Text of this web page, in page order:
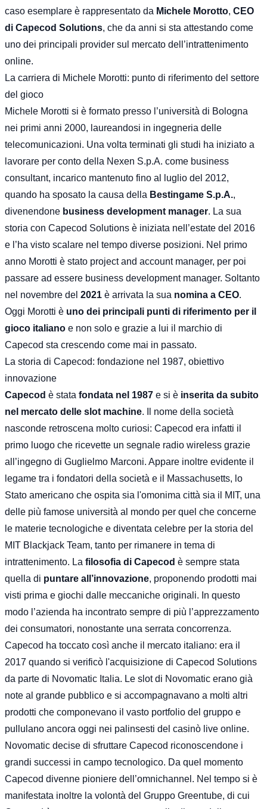
caso esemplare è rappresentato da Michele Morotto, CEO
di Capecod Solutions, che da anni si sta attestando come
uno dei principali provider sul mercato dell’intrattenimento
online.
La carriera di Michele Morotti: punto di riferimento del settore
del gioco
Michele Morotti si è formato presso l’università di Bologna
nei primi anni 2000, laureandosi in ingegneria delle
telecomunicazioni. Una volta terminati gli studi ha iniziato a
lavorare per conto della Nexen S.p.A. come business
consultant, incarico mantenuto fino al luglio del 2012,
quando ha sposato la causa della Bestingame S.p.A.,
divenendone business development manager. La sua
storia con Capecod Solutions è iniziata nell’estate del 2016
e l’ha visto scalare nel tempo diverse posizioni. Nel primo
anno Morotti è stato project and account manager, per poi
passare ad essere business development manager. Soltanto
nel novembre del 2021 è arrivata la sua nomina a CEO.
Oggi Morotti è uno dei principali punti di riferimento per il
gioco italiano e non solo e grazie a lui il marchio di
Capecod sta crescendo come mai in passato.
La storia di Capecod: fondazione nel 1987, obiettivo
innovazione
Capecod è stata fondata nel 1987 e si è inserita da subito
nel mercato delle slot machine. Il nome della società
nasconde retroscena molto curiosi: Capecod era infatti il
primo luogo che ricevette un segnale radio wireless grazie
all’ingegno di Guglielmo Marconi. Appare inoltre evidente il
legame tra i fondatori della società e il Massachusetts, lo
Stato americano che ospita sia l'omonima città sia il MIT, una
delle più famose università al mondo per quel che concerne
le materie tecnologiche e diventata celebre per la storia del
MIT Blackjack Team, tanto per rimanere in tema di
intrattenimento. La filosofia di Capecod è sempre stata
quella di puntare all’innovazione, proponendo prodotti mai
visti prima e giochi dalle meccaniche originali. In questo
modo l’azienda ha incontrato sempre di più l’apprezzamento
dei consumatori, nonostante una serrata concorrenza.
Capecod ha toccato così anche il mercato italiano: era il
2017 quando si verificò l'acquisizione di Capecod Solutions
da parte di Novomatic Italia. Le slot di Novomatic erano già
note al grande pubblico e si accompagnavano a molti altri
prodotti che componevano il vasto portfolio del gruppo e
pullulano ancora oggi nei palinsesti del casinò live online.
Novomatic decise di sfruttare Capecod riconoscendone i
grandi successi in campo tecnologico. Da quel momento
Capecod divenne pioniere dell’omnichannel. Nel tempo si è
manifestata inoltre la volontà del Gruppo Greentube, di cui